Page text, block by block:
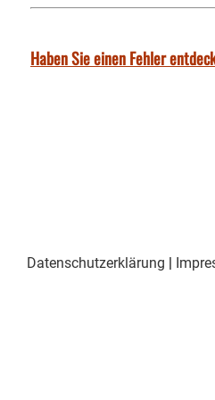
Haben Sie einen Fehler
Datenschutzerklärung |